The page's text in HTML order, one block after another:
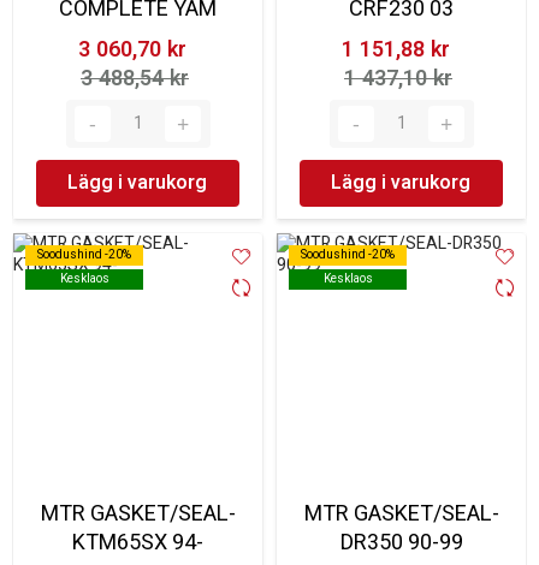
COMPLETE YAM
3 060,70 kr‎
3 488,54 kr‎
Lägg i varukorg
CRF230 03
1 151,88 kr‎
1 437,10 kr‎
Lägg i varukorg
Soodushind -20%
Kesklaos
Soodushind -20%
Kesklaos
MTR GASKET/SEAL-
KTM65SX 94-
Soodushind -20%
Kesklaos
Soodushind -20%
Kesklaos
MTR GASKET/SEAL-
DR350 90-99